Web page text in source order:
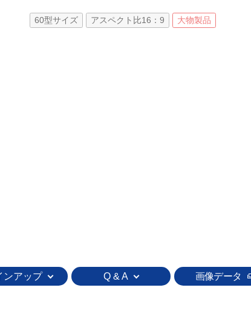
60型サイズ アスペクト比16：9 大物製品
ンアップ Q & A 画像データ